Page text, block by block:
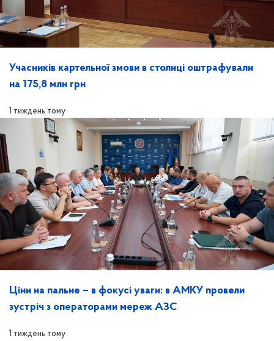
Учасників картельної змови в столиці оштрафували
на 175,8 млн грн
1 тиждень тому
Ціни на пальне – в фокусі уваги: в АМКУ провели
зустріч з операторами мереж АЗС
1 тиждень тому